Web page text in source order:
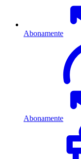
Abonamente
Abonamente